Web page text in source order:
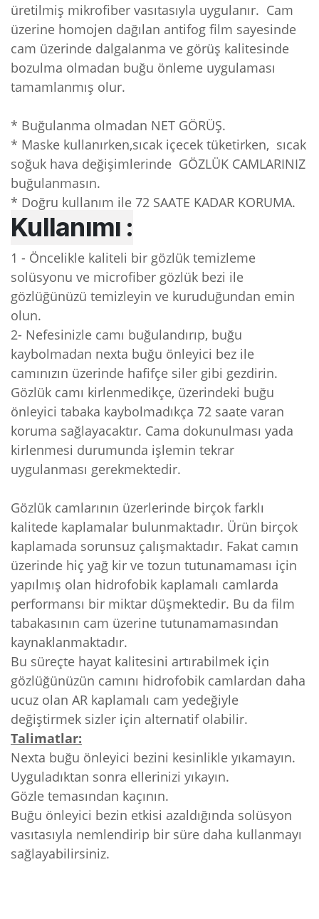
üretilmiş mikrofiber vasıtasıyla uygulanır. Cam
üzerine homojen dağılan antifog film sayesinde
cam üzerinde dalgalanma ve görüş kalitesinde
bozulma olmadan buğu önleme uygulaması
tamamlanmış olur.
* Buğulanma olmadan NET GÖRÜŞ.
* Maske kullanırken,sıcak içecek tüketirken, sıcak
soğuk hava değişimlerinde GÖZLÜK CAMLARINIZ
buğulanmasın.
* Doğru kullanım ile 72 SAATE KADAR KORUMA.
Kullanımı :
1 - Öncelikle kaliteli bir gözlük temizleme
solüsyonu ve microfiber gözlük bezi ile
gözlüğünüzü temizleyin ve kuruduğundan emin
olun.
2- Nefesinizle camı buğulandırıp, buğu
kaybolmadan nexta buğu önleyici bez ile
camınızın üzerinde hafifçe siler gibi gezdirin.
Gözlük camı kirlenmedikçe, üzerindeki buğu
önleyici tabaka kaybolmadıkça 72 saate varan
koruma sağlayacaktır. Cama dokunulması yada
kirlenmesi durumunda işlemin tekrar
uygulanması gerekmektedir.
Gözlük camlarının üzerlerinde birçok farklı
kalitede kaplamalar bulunmaktadır. Ürün birçok
kaplamada sorunsuz çalışmaktadır. Fakat camın
üzerinde hiç yağ kir ve tozun tutunamaması için
yapılmış olan hidrofobik kaplamalı camlarda
performansı bir miktar düşmektedir. Bu da film
tabakasının cam üzerine tutunamamasından
kaynaklanmaktadır.
Bu süreçte hayat kalitesini artırabilmek için
gözlüğünüzün camını hidrofobik camlardan daha
ucuz olan AR kaplamalı cam yedeğiyle
değiştirmek sizler için alternatif olabilir.
Talimatlar:
Nexta buğu önleyici bezini kesinlikle yıkamayın.
Uyguladıktan sonra ellerinizi yıkayın.
Gözle temasından kaçının.
Buğu önleyici bezin etkisi azaldığında solüsyon
vasıtasıyla nemlendirip bir süre daha kullanmayı
sağlayabilirsiniz.